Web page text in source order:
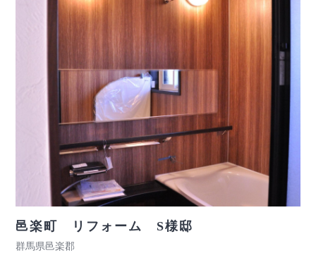
邑楽町 リフォーム S様邸
群馬県邑楽郡